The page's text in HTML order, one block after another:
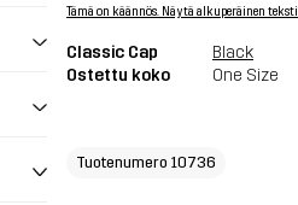
Tämä on käännös. Näytä alkuperäinen teksti
Classic Cap
Black
Ostettu koko
One Size
Tuotenumero 10736